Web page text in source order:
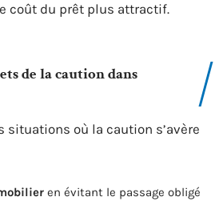
coût du prêt plus attractif.
de la caution dans
situations où la caution s’avère
en évitant le passage obligé